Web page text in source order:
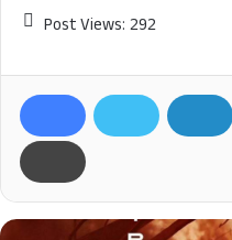
Post Views: 292